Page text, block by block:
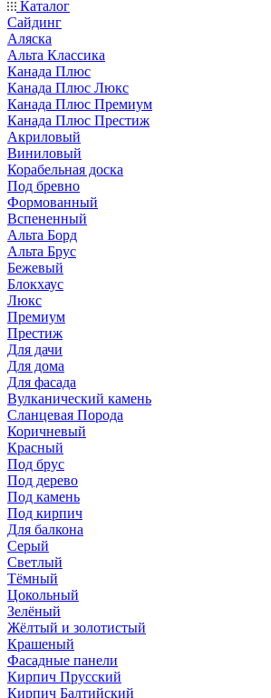
Каталог
Сайдинг
Аляска
Альта Классика
Канада Плюс
Канада Плюс Люкс
Канада Плюс Премиум
Канада Плюс Престиж
Акриловый
Виниловый
Корабельная доска
Под бревно
Формованный
Вспененный
Альта Борд
Альта Брус
Бежевый
Блокхаус
Люкс
Премиум
Престиж
Для дачи
Для дома
Для фасада
Вулканический камень
Сланцевая Порода
Коричневый
Красный
Под брус
Под дерево
Под камень
Под кирпич
Для балкона
Серый
Светлый
Тёмный
Цокольный
Зелёный
Жёлтый и золотистый
Крашеный
Фасадные панели
Кирпич Прусский
Кирпич Балтийский